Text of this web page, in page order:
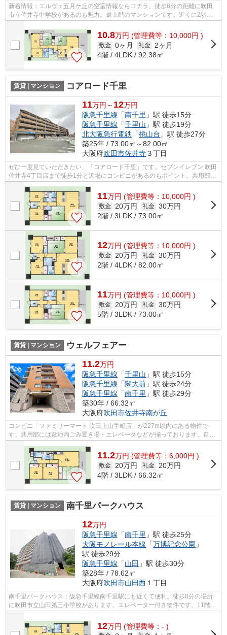
新着情報：エルヴェ五月ケ丘の空室情報ならコチラ。徒歩8分の距離に吹田
市立佐井寺中学校があるのも魅力。最上階のマンションです。近くに2駅あ
10.8万円 (管理費等：10,000円 )
敷金 0ヶ月 礼金 2ヶ月
4階 / 4LDK / 92.38㎡
賃貸 | マンション コアロード千里
11万円～ 12万円
阪急千里線 「南千里 」駅 徒歩15分
阪急千里線 「千里山 」駅 徒歩19分
北大阪急行電鉄 「桃山台 」駅 徒歩27分
築25年 / 73.00㎡～82.00㎡
大阪府吹田市佐井寺３丁目
ぜひ一度見ていただきたい、「コアロード千里」です。セブンイレブン 吹田
佐井寺4丁目店まで徒歩1分と近場にコンビニがあるのもポイント。共用部に
はエレベータ・敷地内ごみ置き場など...
11万円 (管理費等：10,000円 )
敷金 20万円 礼金 30万円
2階 / 3LDK / 73.00㎡
12万円 (管理費等：10,000円 )
敷金 20万円 礼金 30万円
2階 / 4LDK / 82.00㎡
11万円 (管理費等：10,000円 )
敷金 20万円 礼金 30万円
5階 / 3LDK / 73.00㎡
賃貸 | マンション ウェルフェアー
11.2万円
阪急千里線 「千里山 」駅 徒歩15分
阪急千里線 「関大前 」駅 徒歩24分
阪急千里線 「南千里 」駅 徒歩29分
築30年 / 66.32㎡
大阪府吹田市佐井寺南が丘
コンビニ「ファミリーマート 吹田上山手町店」が227m以内にある物件で
す。共用部には敷地内ごみ置き場・エレベータなどが揃っております。自走
11.2万円 (管理費等：6,000円 )
敷金 20万円 礼金
20万円
4階 / 3LDK / 66.32㎡
賃貸 | マンション 南千里パークハウス
12万円
阪急千里線 「南千里 」駅 徒歩25分
大阪モノレール本線 「万博記念公園 」
駅 徒歩29分
阪急千里線 「山田 」駅 徒歩30分
築28年 / 78.62㎡
大阪府吹田市山田西１丁目
南千里パークハウス：阪急千里線南千里駅にも近くて便利。徒歩8分の場所
に吹田市立山田第三小学校があります。エレベーター付き物件です。11階建
12万円 (管理費等：- )